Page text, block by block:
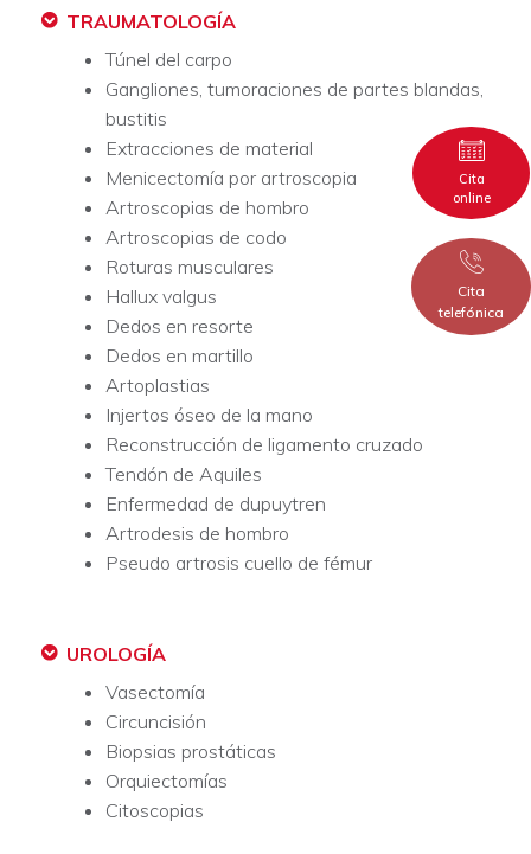
TRAUMATOLOGÍA
Túnel del carpo
Gangliones, tumoraciones de partes blandas,
bustitis
Extracciones de material
Menicectomía por artroscopia
Artroscopias de hombro
Artroscopias de codo
Roturas musculares
Hallux valgus
Dedos en resorte
Dedos en martillo
Artoplastias
Injertos óseo de la mano
Reconstrucción de ligamento cruzado
Tendón de Aquiles
Enfermedad de dupuytren
Artrodesis de hombro
Pseudo artrosis cuello de fémur
UROLOGÍA
Vasectomía
Circuncisión
Biopsias prostáticas
Orquiectomías
Citoscopias
Cita
online
Cita
telefónica